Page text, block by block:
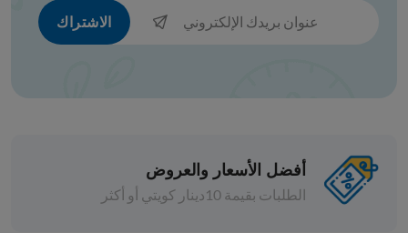
الاشتراك
أفضل الأسعار والعروض
الطلبات بقيمة 10دينار كويتي أو أكثر